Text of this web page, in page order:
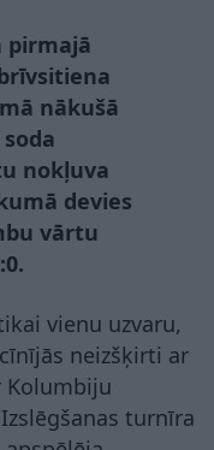
pirmajā
nākušā
nokļuva
devies
vārtu
vienu uzvaru,
neizšķirti ar
Kolumbiju
turnīra